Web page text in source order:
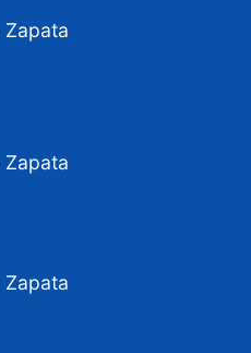
Zapata
Zapata
Zapata